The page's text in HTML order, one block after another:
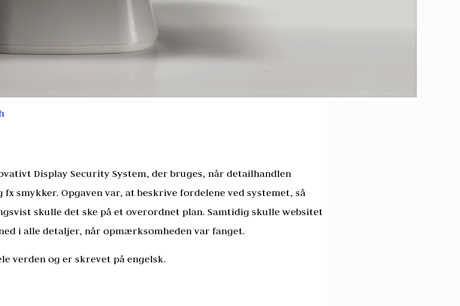
Display Security System, der bruges, når detailhandlen
smykker. Opgaven var, at beskrive fordelene ved systemet, så
skulle det ske på et overordnet plan. Samtidig skulle websitet
i alle detaljer, når opmærksomheden var fanget.
verden og er skrevet på engelsk.